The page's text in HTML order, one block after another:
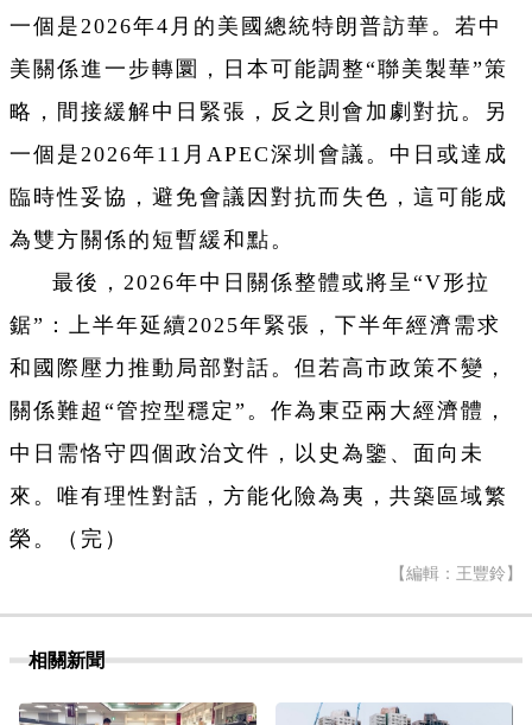
一個是2026年4月的美國總統特朗普訪華。若中
美關係進一步轉圜，日本可能調整“聯美製華”策
略，間接緩解中日緊張，反之則會加劇對抗。另
一個是2026年11月APEC深圳會議。中日或達成
臨時性妥協，避免會議因對抗而失色，這可能成
為雙方關係的短暫緩和點。
最後，2026年中日關係整體或將呈“V形拉
鋸”：上半年延續2025年緊張，下半年經濟需求
和國際壓力推動局部對話。但若高市政策不變，
關係難超“管控型穩定”。作為東亞兩大經濟體，
中日需恪守四個政治文件，以史為鑒、面向未
來。唯有理性對話，方能化險為夷，共築區域繁
榮。（完）
【編輯：王豐鈴】
相關新聞